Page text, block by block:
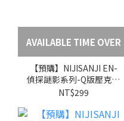
AVAILABLE TIME OVER
【預購】NIJISANJI EN-
偵探謎影系列-Q版壓克力
色紙-盲抽-共6款
NT$299